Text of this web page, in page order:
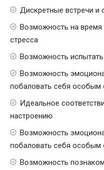
Дискретные встречи и
Возможность на время
стресса
Возможность
Возможность
побаловать себя особым
Идеальное
настроению
Возможность
побаловать себя особым
Возможность